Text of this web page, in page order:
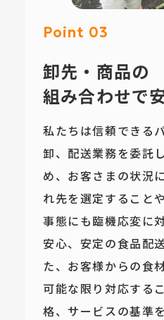
Point 03
卸先・商品の
組み合わせで
私たちは信頼できる
卸、配送業務を委託
め、お客さまの状況
れ先を選定すること
事態にも臨機応変に
安心、安定の食品配
た、お客様からの食
可能な限り対応する
格、サービスの基準